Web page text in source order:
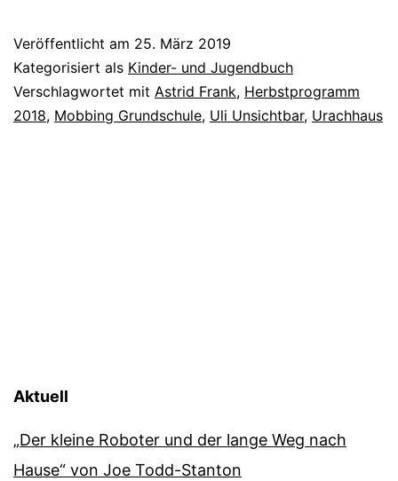
Veröffentlicht am 25. März 2019
Kategorisiert als Kinder- und Jugendbuch
Verschlagwortet mit Astrid Frank, Herbstprogramm
2018, Mobbing Grundschule, Uli Unsichtbar, Urachhaus
Aktuell
„Der kleine Roboter und der lange Weg nach
Hause“ von Joe Todd-Stanton